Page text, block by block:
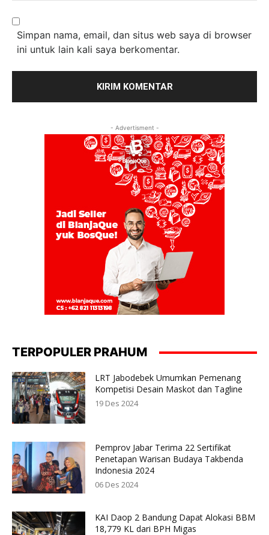
Simpan nama, email, dan situs web saya di browser
ini untuk lain kali saya berkomentar.
- Advertisment -
TERPOPULER PRAHUM
LRT Jabodebek Umumkan Pemenang
Kompetisi Desain Maskot dan Tagline
19 Des 2024
Pemprov Jabar Terima 22 Sertifikat
Penetapan Warisan Budaya Takbenda
Indonesia 2024
06 Des 2024
KAI Daop 2 Bandung Dapat Alokasi BBM
18,779 KL dari BPH Migas